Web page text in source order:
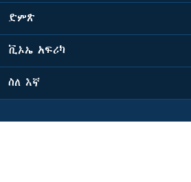
ቋንቋዎች
ድምጽ
ቪኦኤ አፍሪካ
ስለ እኛ